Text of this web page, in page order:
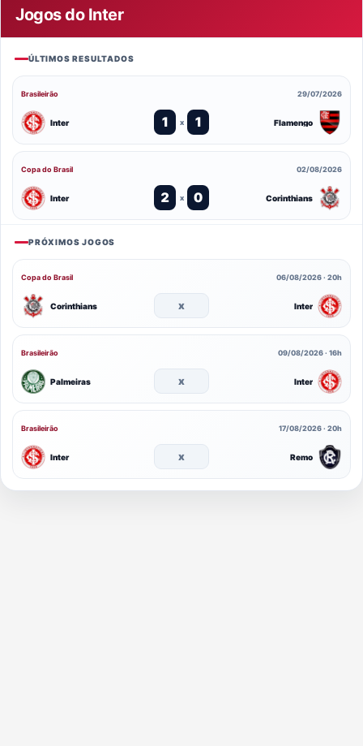
Jogos do Inter
ÚLTIMOS RESULTADOS
Brasileirão 29/07/2026
Inter 1 x 1 Flamengo
Copa do Brasil 02/08/2026
Inter 2 x 0 Corinthians
PRÓXIMOS JOGOS
Copa do Brasil 06/08/2026 · 20h
Corinthians x Inter
Brasileirão 09/08/2026 · 16h
Palmeiras x Inter
Brasileirão 17/08/2026 · 20h
Inter x Remo